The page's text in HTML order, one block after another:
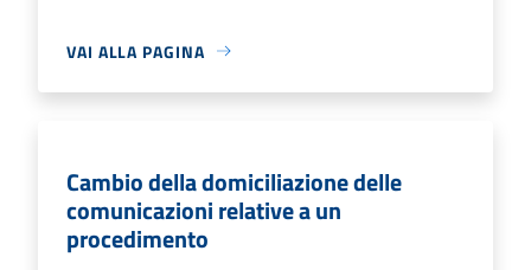
VAI ALLA PAGINA
Cambio della domiciliazione delle
comunicazioni relative a un
procedimento